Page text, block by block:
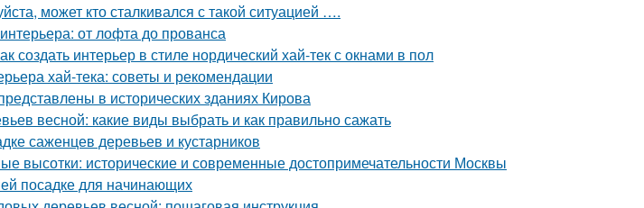
может кто сталкивался с такой ситуацией ….
от лофта до прованса
создать интерьер в стиле нордический хай-тек с окнами в пол
хай-тека: советы и рекомендации
в исторических зданиях Кирова
весной: какие виды выбрать и как правильно сажать
саженцев деревьев и кустарников
высотки: исторические и современные достопримечательности Москвы
посадке для начинающих